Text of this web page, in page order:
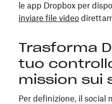
le app Dropbox per
inviare file video
Trasforma
tuo
mission sui
Per definizione, il social